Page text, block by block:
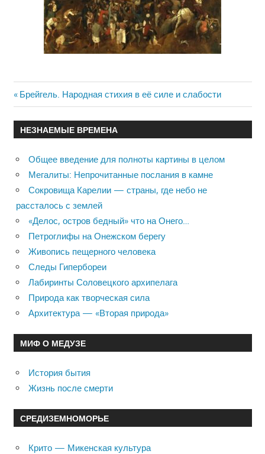
Навигация
по
записям
Previous
Post:
Брейгель. Народная стихия в её силе и слабости
НЕЗНАЕМЫЕ ВРЕМЕНА
Общее введение для полноты картины в целом
Мегалиты: Непрочитанные послания в камне
Сокровища Карелии — страны, где небо не
рассталось с землей
«Делос, остров бедный» что на Онего…
Петроглифы на Онежском берегу
Живопись пещерного человека
Следы Гипербореи
Лабиринты Соловецкого архипелага
Природа как творческая сила
Архитектура — «Вторая природа»
МИФ О МЕДУЗЕ
История бытия
Жизнь после смерти
СРЕДИЗЕМНОМОРЬЕ
Крито — Микенская культура